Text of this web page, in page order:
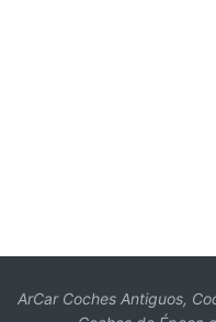
ArCar Coches Antiguos,